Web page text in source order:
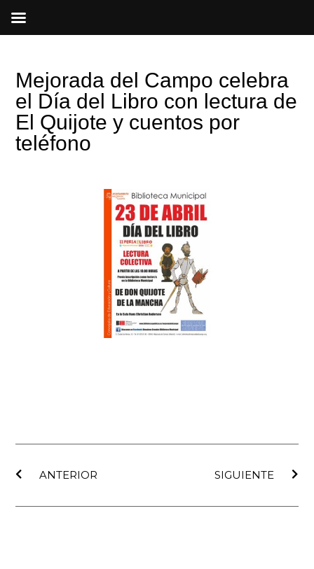
Mejorada del Campo celebra
el Día del Libro con lectura de
El Quijote y cuentos por
teléfono
ANTERIOR
SIGUIENTE